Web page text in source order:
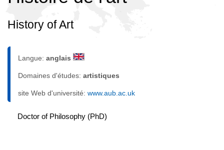
History of Art
Langue: anglais
Domaines d'études: artistiques
site Web d'université: www.aub.ac.uk
Doctor of Philosophy (PhD)